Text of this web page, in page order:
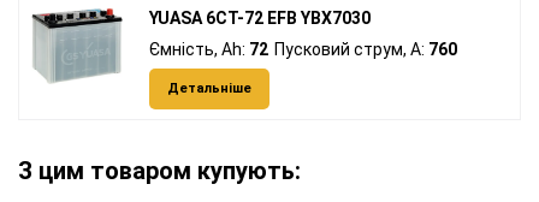
YUASA 6СТ-72 EFB YBX7030
Ємність, Ah: 72 Пусковий струм, A: 760
Детальніше
З цим товаром купують: